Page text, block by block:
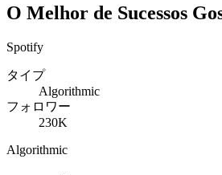
O Melhor de Sucessos
Spotify
タイプ
Algorithmic
フォロワー
230K
Algorithmic